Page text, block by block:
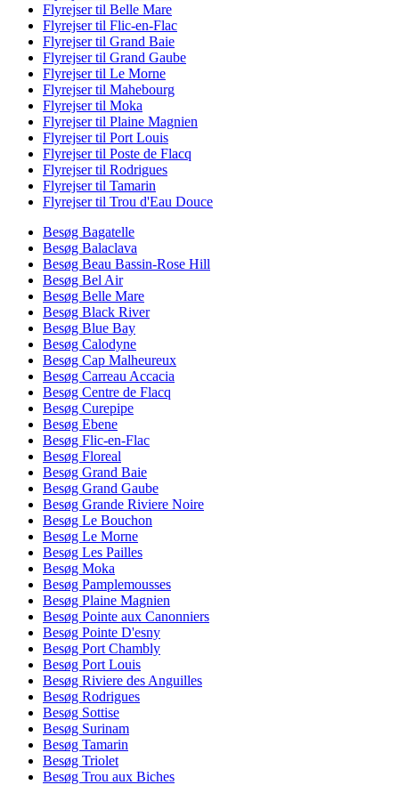
Flyrejser til Belle Mare
Flyrejser til Flic-en-Flac
Flyrejser til Grand Baie
Flyrejser til Grand Gaube
Flyrejser til Le Morne
Flyrejser til Mahebourg
Flyrejser til Moka
Flyrejser til Plaine Magnien
Flyrejser til Port Louis
Flyrejser til Poste de Flacq
Flyrejser til Rodrigues
Flyrejser til Tamarin
Flyrejser til Trou d'Eau Douce
Besøg Bagatelle
Besøg Balaclava
Besøg Beau Bassin-Rose Hill
Besøg Bel Air
Besøg Belle Mare
Besøg Black River
Besøg Blue Bay
Besøg Calodyne
Besøg Cap Malheureux
Besøg Carreau Accacia
Besøg Centre de Flacq
Besøg Curepipe
Besøg Ebene
Besøg Flic-en-Flac
Besøg Floreal
Besøg Grand Baie
Besøg Grand Gaube
Besøg Grande Riviere Noire
Besøg Le Bouchon
Besøg Le Morne
Besøg Les Pailles
Besøg Moka
Besøg Pamplemousses
Besøg Plaine Magnien
Besøg Pointe aux Canonniers
Besøg Pointe D'esny
Besøg Port Chambly
Besøg Port Louis
Besøg Riviere des Anguilles
Besøg Rodrigues
Besøg Sottise
Besøg Surinam
Besøg Tamarin
Besøg Triolet
Besøg Trou aux Biches